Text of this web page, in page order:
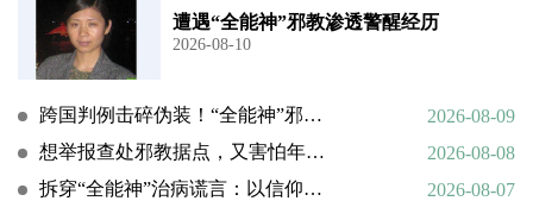
遭遇“全能神”邪教渗透警醒经历
2026-08-10
跨国判例击碎伪装！“全能神”邪教谎言彻底败露
2026-08-09
想举报查处邪教据点，又害怕年迈的父母心理难以承受
2026-08-08
拆穿“全能神”治病谎言：以信仰绑架生命，以洗脑延误治疗
2026-08-07